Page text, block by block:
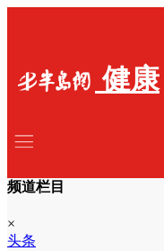
健康
频道栏目
×
头条